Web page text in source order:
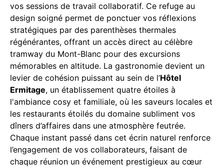
vos sessions de travail collaboratif. Ce refuge au
design soigné permet de ponctuer vos réflexions
stratégiques par des parenthèses thermales
régénérantes, offrant un accès direct au célèbre
tramway du Mont-Blanc pour des excursions
mémorables en altitude. La gastronomie devient un
levier de cohésion puissant au sein de l’Hôtel
Ermitage, un établissement quatre étoiles à
l'ambiance cosy et familiale, où les saveurs locales et
les restaurants étoilés du domaine subliment vos
dîners d’affaires dans une atmosphère feutrée.
Chaque instant passé dans cet écrin naturel renforce
l’engagement de vos collaborateurs, faisant de
chaque réunion un événement prestigieux au cœur